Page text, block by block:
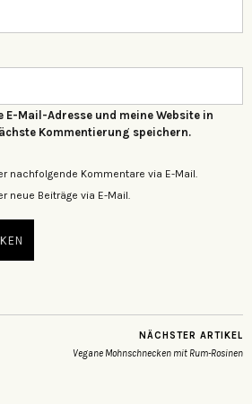
E-Mail-Adresse und meine Website in
Kommentierung speichern.
nachfolgende Kommentare via E-Mail.
neue Beiträge via E-Mail.
NÄCHSTER ARTIKEL
Vegane Mohnschnecken mit Rum-Rosinen